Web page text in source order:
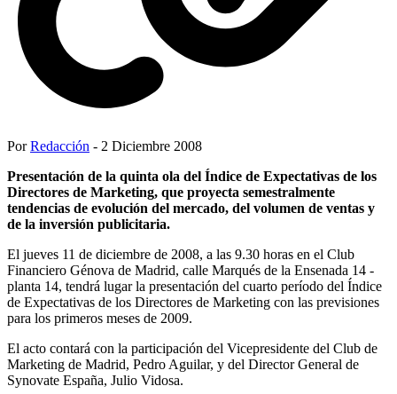
PorRedacción - 2 Diciembre 2008
Presentación de la quinta ola del Índice de Expectativas de los
Directores de Marketing, que proyecta semestralmente
tendencias de evolución del mercado, del volumen de ventas y
de la inversión publicitaria.
El jueves 11 de diciembre de 2008, a las 9.30 horas en el Club
Financiero Génova de Madrid, calle Marqués de la Ensenada 14 -
planta 14, tendrá lugar la presentación del cuarto período del Índice
de Expectativas de los Directores de Marketing con las previsiones
para los primeros meses de 2009.
El acto contará con la participación del Vicepresidente del Club de
Marketing de Madrid, Pedro Aguilar, y del Director General de
Synovate España, Julio Vidosa.